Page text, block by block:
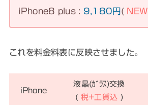
iPhone8 plus : 9,180円 ( NEW
これを料金料表に反映させました。
iPhone
液晶(ｶﾞﾗｽ)交換
( 税+工賃込 )